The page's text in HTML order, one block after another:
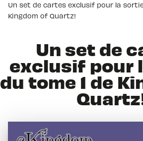
Un set de cartes exclusif pour la
Kingdom of Quartz!
Un set de
exclusif pour
du tome 1 de